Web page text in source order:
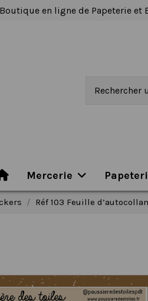
Boutique en ligne de Papeterie et
Mercerie
Réf 103 Feuille